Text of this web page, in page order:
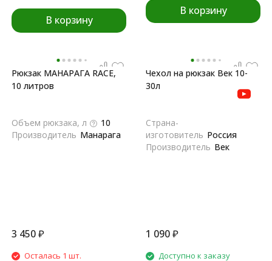
В корзину
В корзину
Рюкзак МАНАРАГА RACE,
10 литров
Объем рюкзака, л
10
Производитель Манарага
3 450₽
Осталась 1 шт.
Чехол на рюкзак Век 10-
30л
Страна-
изготовитель Россия
Производитель Век
1 090₽
Доступно к заказу